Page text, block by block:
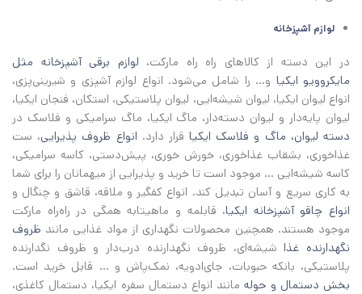
لوازم‌ آشپزخانه
در این دسته از کالاهای راه راه مارکت، لوازم برقی آشپزخانه مثل
مایکروویو ایکیا و... را شامل می‌شود. انواع لوازم آشپزی و شیرینی‌پزی،
انواع لیوان ایکیا، لیوان شیشه‌ایی، لیوان پلاستیکی، استکان، فنجان ایکیا،
لیوان پایه‌دار و لیوان دسته‌دار، ماگ ایکیا، ماگ سرامیکی و فلاسک در
دسته لیوان، ماگ و فلاسک ایکیاقرار دارد. انواع ظروف پذیرایی، ست
غذاخوری، بشقاب غذاخوری، خورش خوری، پیش‌دستی، کاسه سرامیکی،
کاسه شیشه‌ایی ... موجود است تا خرید و پذیرایی از میهمانان را برای شما
به کاری سریع و آسان تبدیل کند. انواع کفگیر و ملاقه، قاشق و چنگال و
انواع چاقو آشپزخانه ایکیا، قابلمه و ماهیتابه همگی در راه‌راه مارکت
موجود هستند. همچنین محصولات نگهداری از مواد غذایی مانند ظروف
نگهدارنده غذاشیشه‌ای، ظروف نگهدارنده درب‌دار و ظروف نگدارنده
پلاستیکی، بانکه حبوبات، جای‌ادویه، نمک‌پاش و ... قابل خرید است.
بخش دستمال و حولهمانند انواع دستمال سفره ایکیا، دستمال کاغذی،